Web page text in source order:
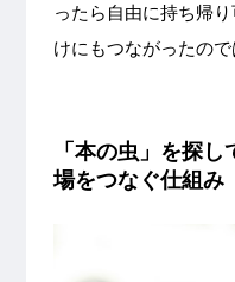
ったら自由に持ち帰
けにもつながったので
「本の虫」を探
場をつなぐ仕組み